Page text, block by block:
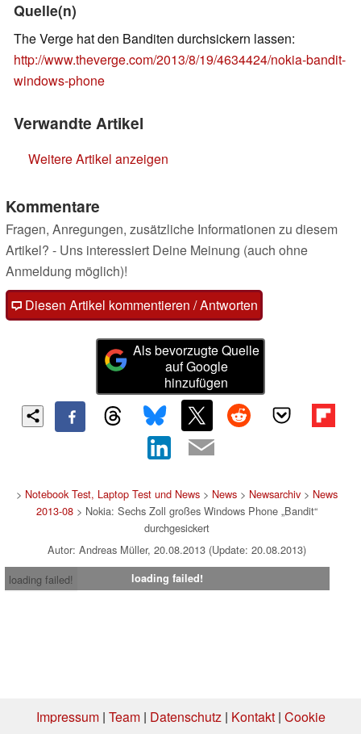
Quelle(n)
The Verge hat den Banditen durchsickern lassen:
http://www.theverge.com/2013/8/19/4634424/nokia-bandit-
windows-phone
Verwandte Artikel
Weitere Artikel anzeigen
Kommentare
Fragen, Anregungen, zusätzliche Informationen zu diesem
Artikel? - Uns interessiert Deine Meinung (auch ohne
Anmeldung möglich)!
Diesen Artikel kommentieren / Antworten
Als bevorzugte Quelle
auf Google
hinzufügen
> Notebook Test, Laptop Test und News> News> Newsarchiv> News
2013-08> Nokia: Sechs Zoll großes Windows Phone „Bandit“
durchgesickert
Autor: Andreas Müller, 20.08.2013 (Update: 20.08.2013)
loading failed!
loading failed!
Impressum| Team| Datenschutz| Kontakt| Cookie